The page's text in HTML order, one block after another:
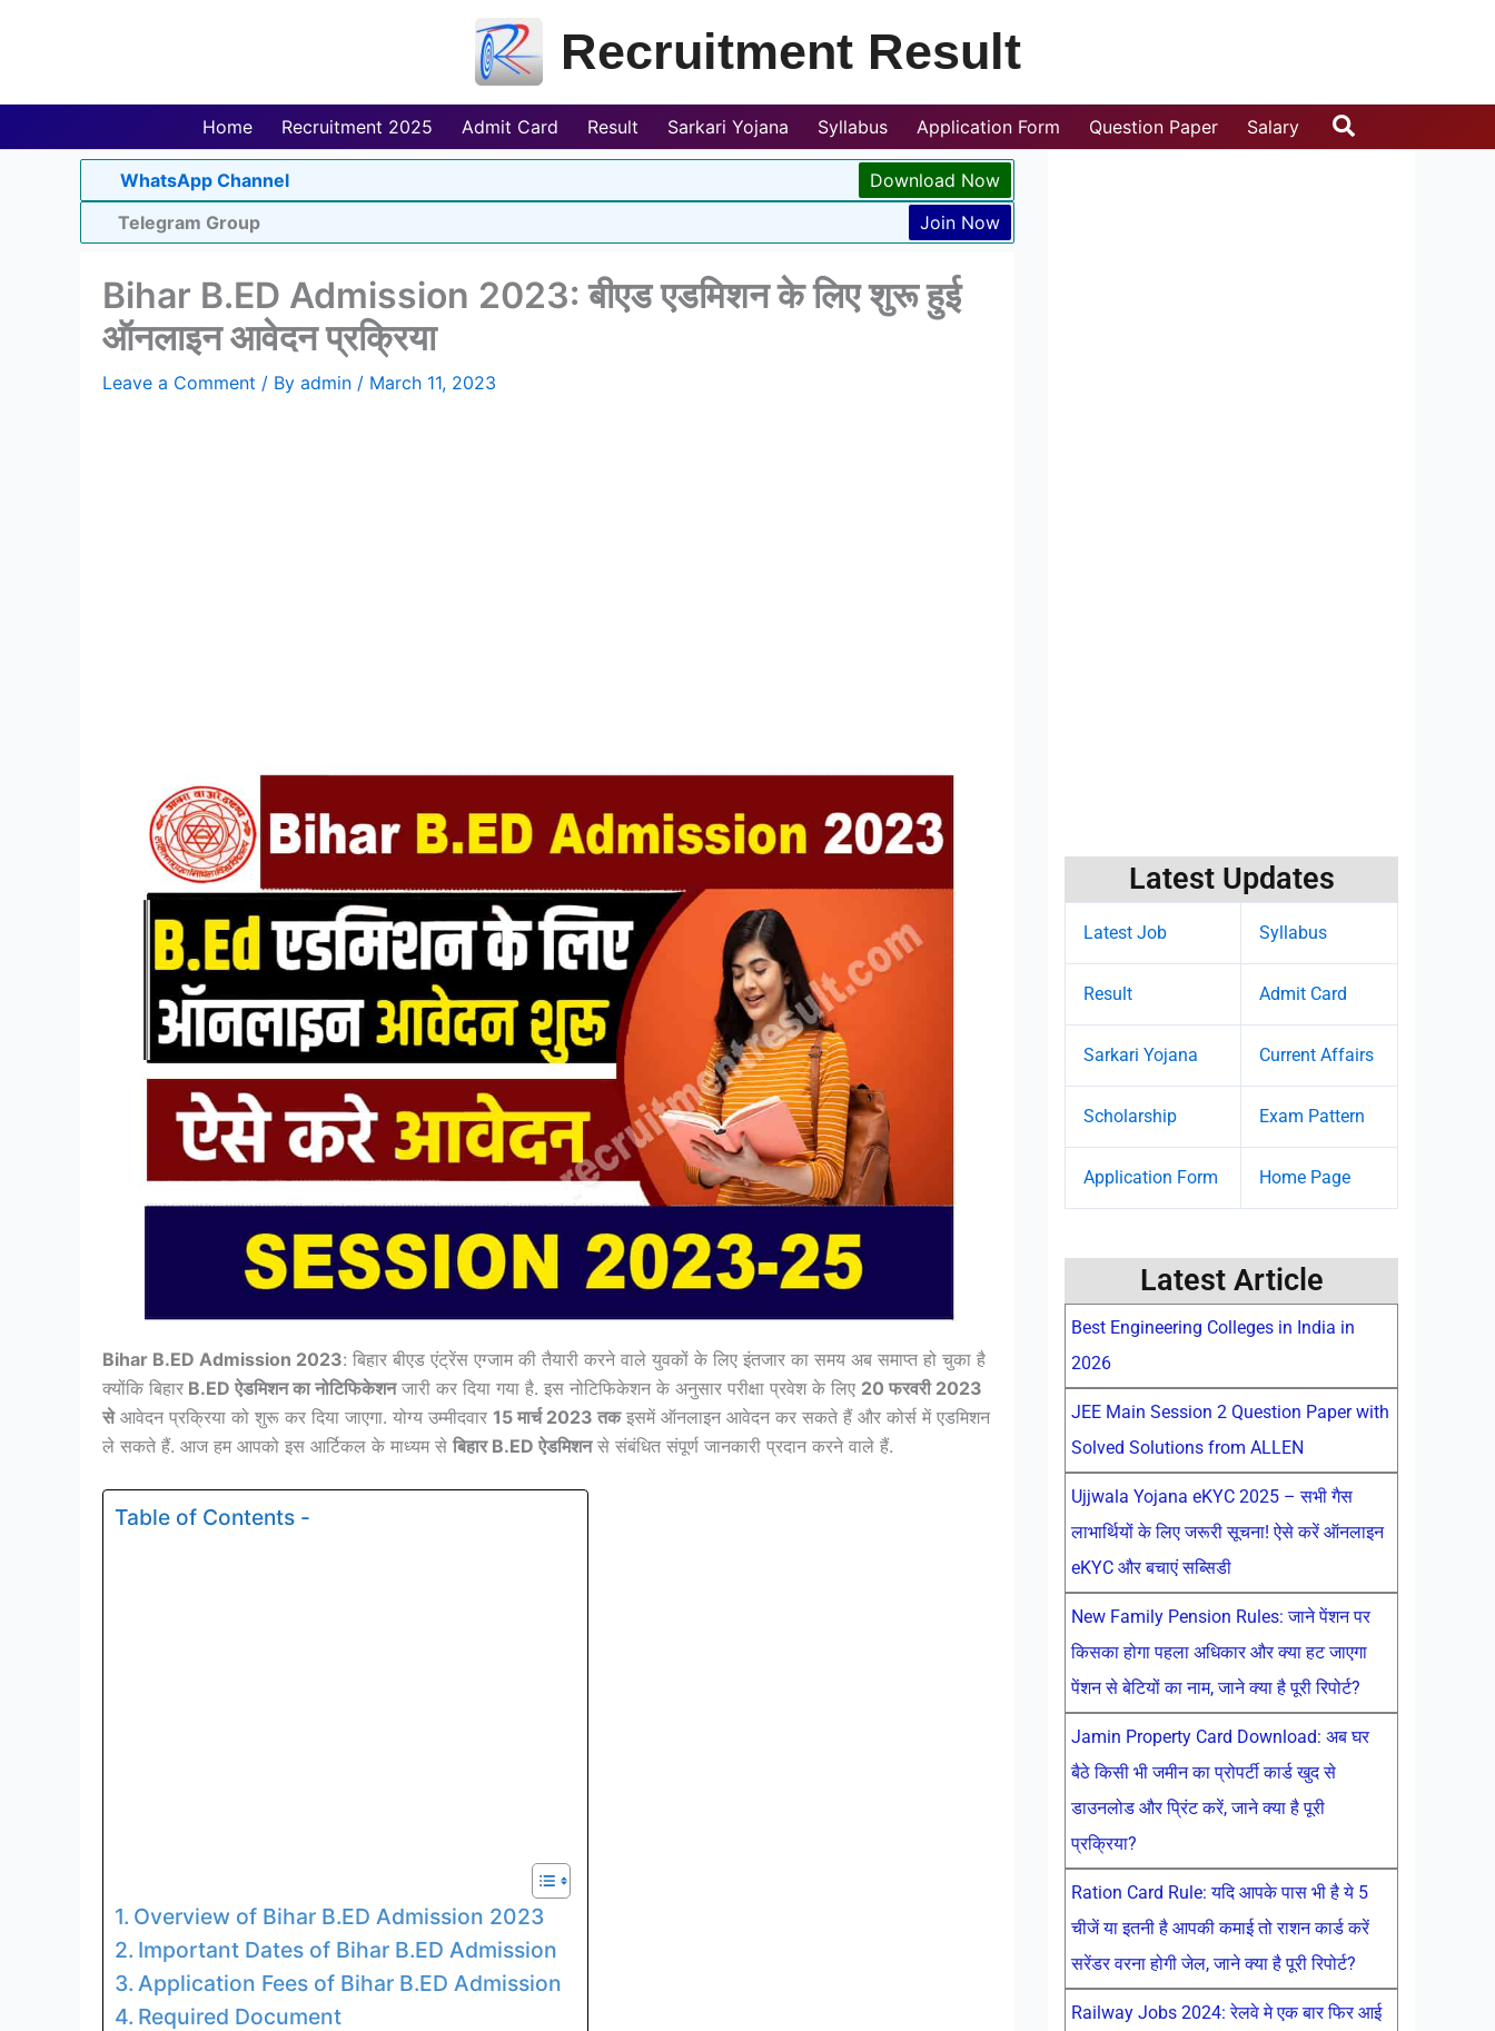
Recruitment Result
Home Recruitment 2025 Admit Card Result Sarkari Yojana Syllabus Application Form Question Paper Salary Search
WhatsApp Channel
Download Now
Telegram Group
Join Now
Bihar B.ED Admission 2023: बीएड एडमिशन के लिए शुरू हुई
ऑनलाइन आवेदन प्रक्रिया
Leave a Comment / By admin / March 11, 2023
Bihar B.ED Admission 2023: बिहार बीएड एंट्रेंस एग्जाम की तैयारी करने वाले युवकों के लिए इंतजार का समय अब समाप्त हो चुका है
क्योंकि बिहार B.ED ऐडमिशन का नोटिफिकेशनजारी कर दिया गया है. इस नोटिफिकेशन के अनुसार परीक्षा प्रवेश के लिए 20 फरवरी 2023
सेआवेदन प्रक्रिया को शुरू कर दिया जाएगा. योग्य उम्मीदवार 15 मार्च 2023 तकइसमें ऑनलाइन आवेदन कर सकते हैं और कोर्स में एडमिशन
ले सकते हैं. आज हम आपको इस आर्टिकल के माध्यम से बिहार B.ED ऐडमिशनसे संबंधित संपूर्ण जानकारी प्रदान करने वाले हैं.
Table of Contents -
Overview of Bihar B.ED Admission 2023
Important Dates of Bihar B.ED Admission
Application Fees of Bihar B.ED Admission
Required Document
Latest Updates
Latest Job Syllabus
Result Admit Card
Sarkari Yojana Current Affairs
Scholarship Exam Pattern
Application Form Home Page
Latest Article
Best Engineering Colleges in India in
2026
JEE Main Session 2 Question Paper with
Solved Solutions from ALLEN
Ujjwala Yojana eKYC 2025 – सभी गैस
लाभार्थियों के लिए जरूरी सूचना! ऐसे करें ऑनलाइन
eKYC और बचाएं सब्सिडी
New Family Pension Rules: जाने पेंशन पर
किसका होगा पहला अधिकार और क्या हट जाएगा
पेंशन से बेटियों का नाम, जाने क्या है पूरी रिपोर्ट?
Jamin Property Card Download: अब घर
बैठे किसी भी जमीन का प्रोपर्टी कार्ड खुद से
डाउनलोड और प्रिंट करें, जाने क्या है पूरी
प्रक्रिया?
Ration Card Rule: यदि आपके पास भी है ये 5
चीजें या इतनी है आपकी कमाई तो राशन कार्ड करें
सरेंडर वरना होगी जेल, जाने क्या है पूरी रिपोर्ट?
Railway Jobs 2024: रेलवे मे एक बार फिर आई